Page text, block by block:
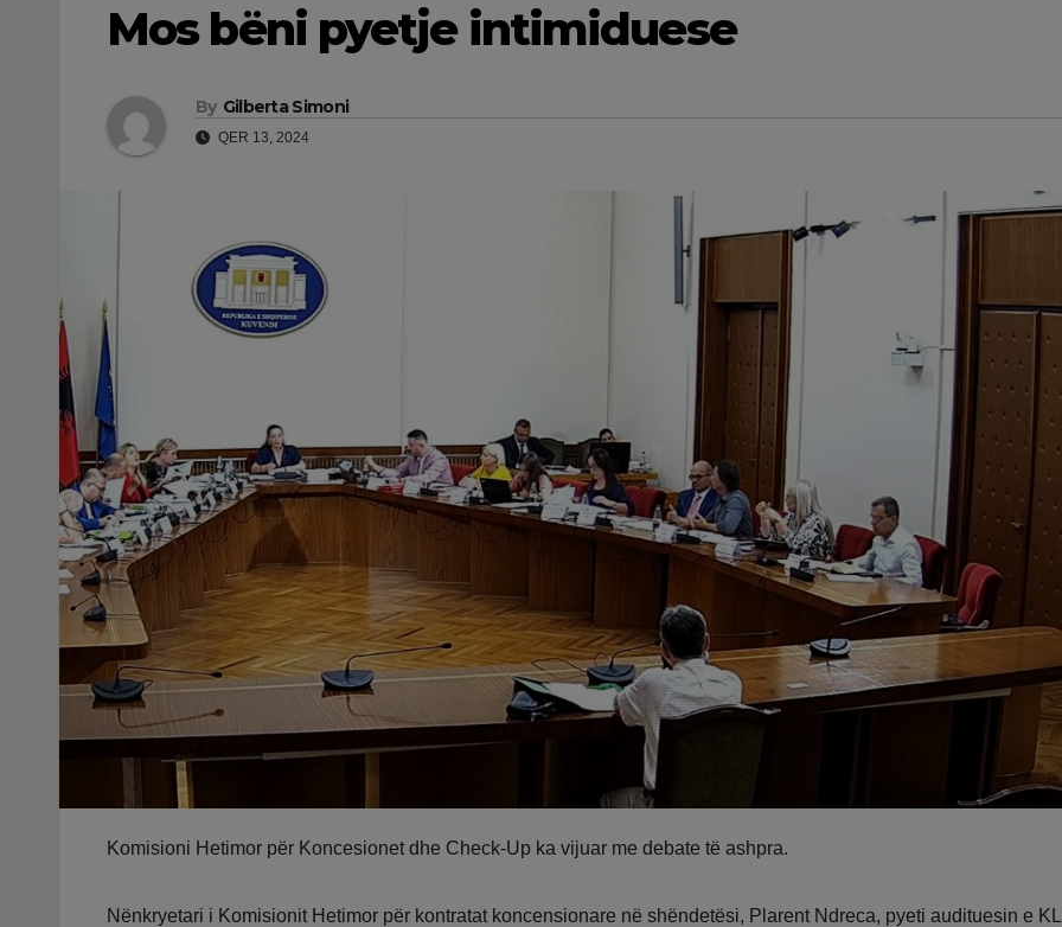
Mos bëni pyetje intimiduese
By Gilberta Simoni
QER 13, 2024
Komisioni Hetimor për Koncesionet dhe Check-Up ka vijuar me debate të ashpra.
Nënkryetari i Komisionit Hetimor për kontratat koncensionare në shëndetësi, Plarent Ndreca, pyeti audituesin e